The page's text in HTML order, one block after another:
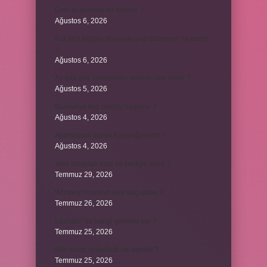
Ağustos 6, 2026
Ağustos 6, 2026
Ağustos 5, 2026
Ağustos 4, 2026
Ağustos 4, 2026
Temmuz 29, 2026
Temmuz 26, 2026
Temmuz 25, 2026
Temmuz 25, 2026